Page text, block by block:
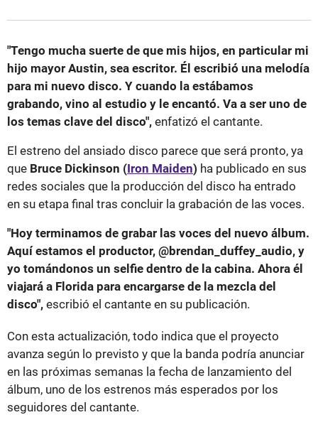
"Tengo mucha suerte de que mis hijos, en particular mi
hijo mayor Austin, sea escritor. Él escribió una melodía
para mi nuevo disco. Y cuando la estábamos
grabando, vino al estudio y le encantó. Va a ser uno de
los temas clave del disco", enfatizó el cantante.
El estreno del ansiado disco parece que será pronto, ya
que Bruce Dickinson (Iron Maiden) ha publicado en sus
redes sociales que la producción del disco ha entrado
en su etapa final tras concluir la grabación de las voces.
"Hoy terminamos de grabar las voces del nuevo álbum.
Aquí estamos el productor, @brendan_duffey_audio, y
yo tomándonos un selfie dentro de la cabina. Ahora él
viajará a Florida para encargarse de la mezcla del
disco", escribió el cantante en su publicación.
Con esta actualización, todo indica que el proyecto
avanza según lo previsto y que la banda podría anunciar
en las próximas semanas la fecha de lanzamiento del
álbum, uno de los estrenos más esperados por los
seguidores del cantante.